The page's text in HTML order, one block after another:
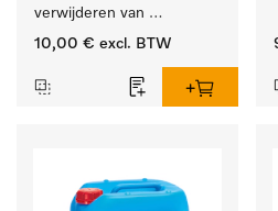
verwijderen van
hardnekkige kalkaanslag.
10,00 € excl. BTW